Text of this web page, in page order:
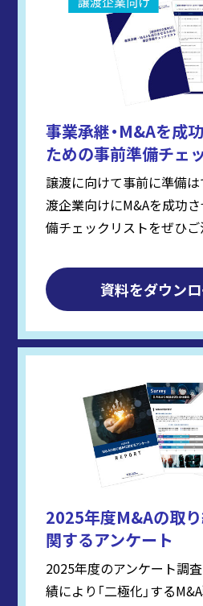
事業承継・M&Aを成
ための事前準備チェ
譲渡に向けて事前に準備
渡企業向けにM&Aを成功
備チェックリストをぜひご
資料をダウン
2025年度M&Aの取
関するアンケート
2025年度のアンケート調
績により「二極化」する